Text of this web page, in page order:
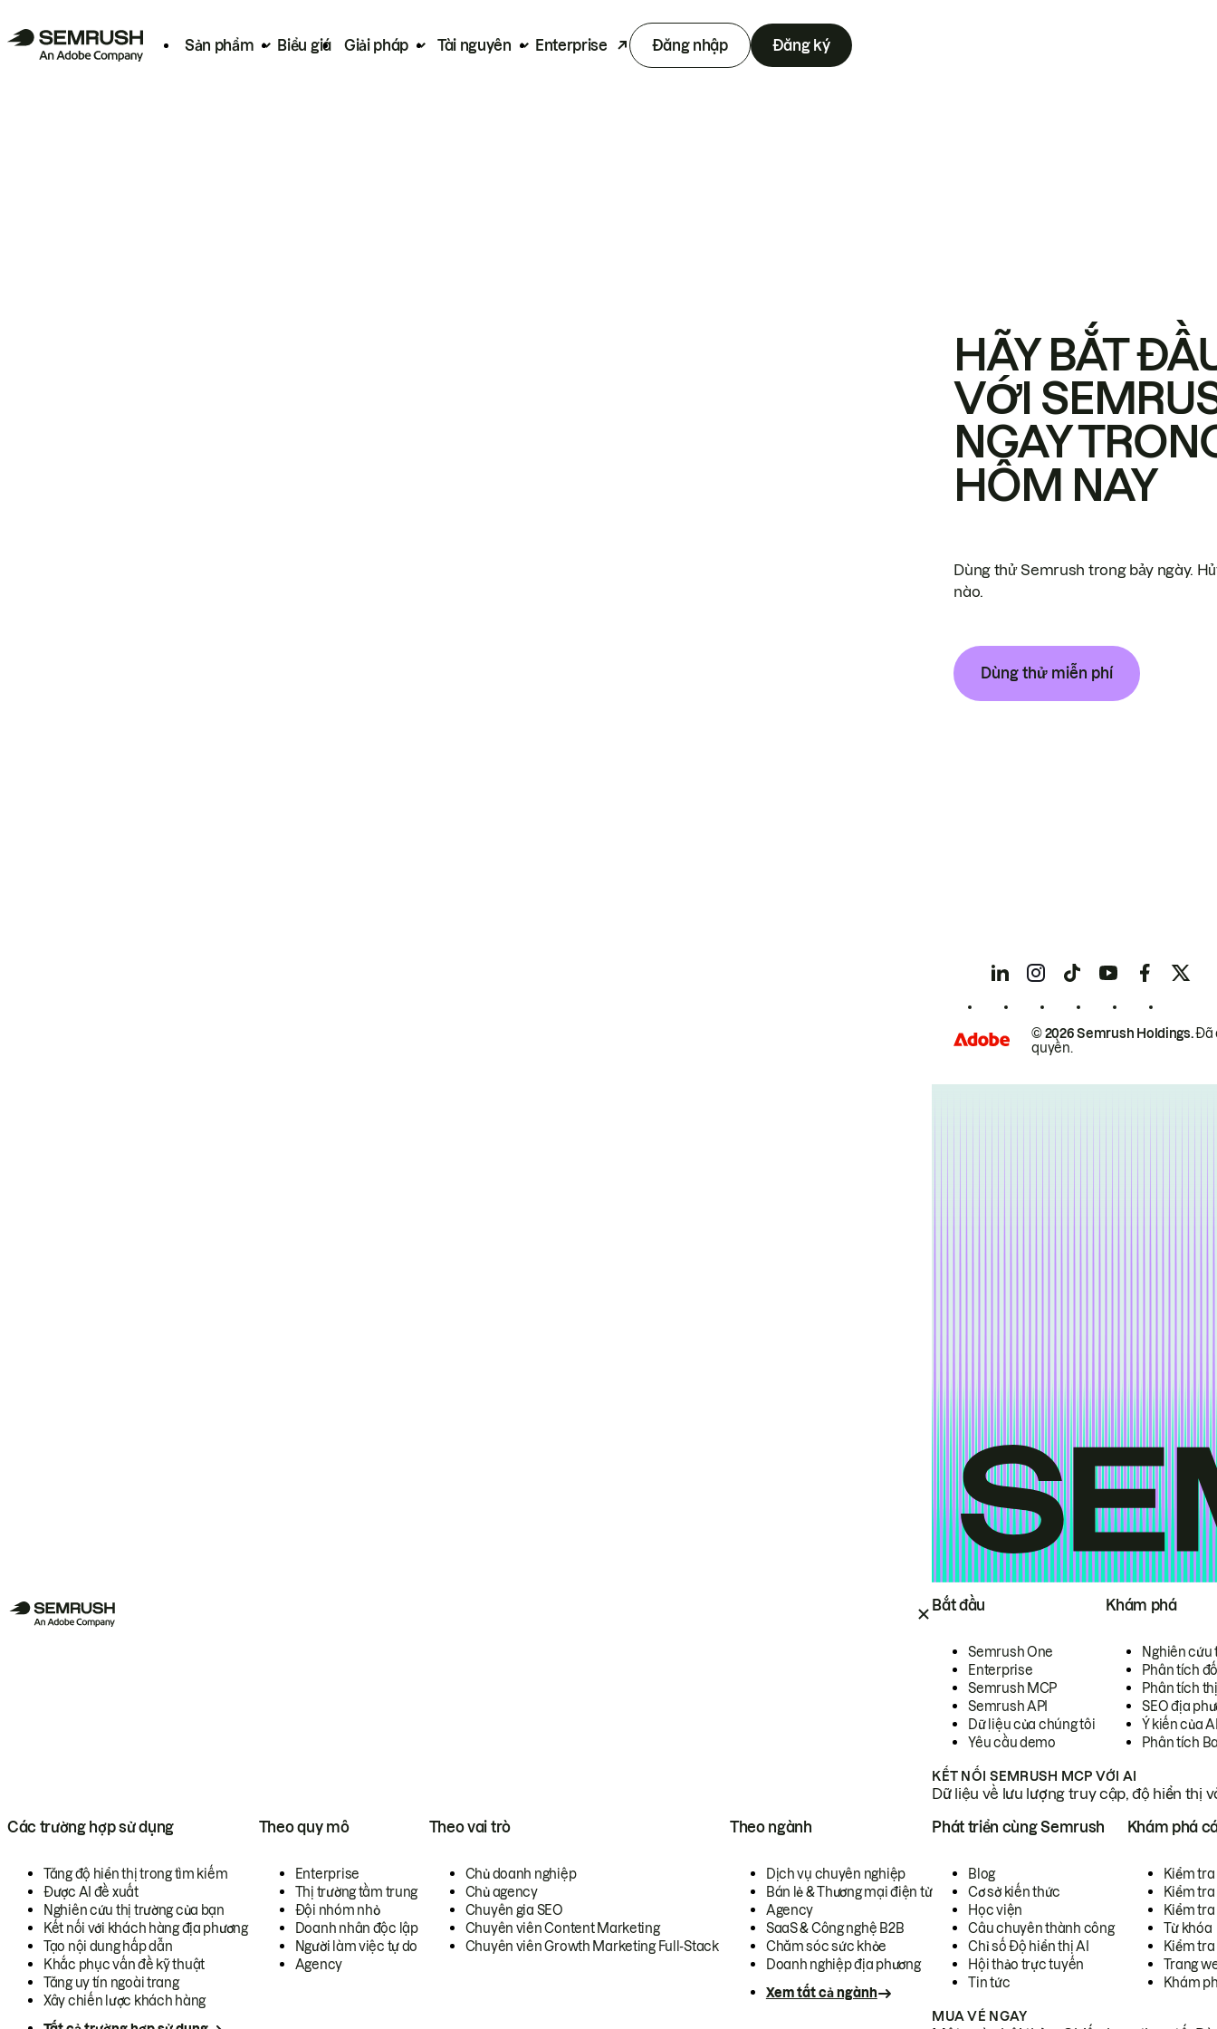
Sản phẩm Biểu giá Giải pháp Tài nguyên Enterprise Đăng nhập Đăng ký
Bắt đầu
Semrush One
Enterprise
Semrush MCP
Semrush API
Dữ liệu của chúng tôi
Yêu cầu demo
Khám phá
Nghiên cứu
Phân tích
Phân tích
SEO địa
Ý kiến của
Phân tích
KẾT NỐI SEMRUSH MCP VỚI AI
Dữ liệu về lưu lượng truy cập, độ hiển thị
Các trường hợp sử dụng
Tăng độ hiển thị trong tìm kiếm
Được AI đề xuất
Nghiên cứu thị trường của bạn
Kết nối với khách hàng địa phương
Tạo nội dung hấp dẫn
Khắc phục vấn đề kỹ thuật
Tăng uy tín ngoài trang
Xây chiến lược khách hàng
Theo quy mô
Enterprise
Thị trường tầm trung
Đội nhóm nhỏ
Doanh nhân độc lập
Người làm việc tự do
Agency
Theo vai trò
Chủ doanh nghiệp
Chủ agency
Chuyên gia SEO
Chuyên viên Content Marketing
Chuyên viên Growth Marketing Full-Stack
Theo ngành
Dịch vụ chuyên nghiệp
Bán lẻ & Thương mại điện tử
Agency
SaaS & Công nghệ B2B
Chăm sóc sức khỏe
Doanh nghiệp địa phương
Xem tất cả ngành
Phát triển cùng Semrush
Blog
Cơ sở kiến thức
Học viện
Câu chuyên thành công
Chỉ số Độ hiển thị AI
Hội thảo trực tuyến
Tin tức
Khám phá
Kiểm
Kiểm tra
Kiểm
Từ khóa
Kiểm
Trang
Khám
MUA VÉ NGAY
HÃY BẮT
VỚI
NGAY
HÔM NAY
Dùng thử Semrush trong bảy ngày.
nào.
Dùng thử miễn phí
© 2026 Semrush Holdings.Đã
quyền.